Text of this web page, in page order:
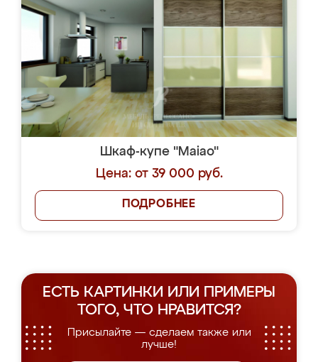
Шкаф-купе "Maiao"
Цена: от 39 000 руб.
ПОДРОБНЕЕ
ЕСТЬ КАРТИНКИ ИЛИ ПРИМЕРЫ
ТОГО, ЧТО НРАВИТСЯ?
Присылайте — сделаем также или
лучше!